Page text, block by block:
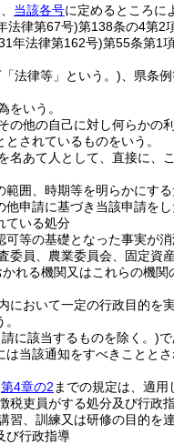
当該各号に定めるところに
法律第67号)第138条の4第2
年法律第162号)第55条第1
法律等」という。) 、県条
いう。
他の自己に対し何らかの
されているものをいう。
あて人として、直接に、
囲、時期等を明らかにす
申請に基づき当該申請を
ている処分
等の基礎となった事実が
員、農業委員会、固定資
れる機関又はこれらの機
おいて一定の行政目的を
に該当するものを除く。)
当該通知をすべきことと
第4章の2 までの規定は、適用
税吏員がする処分及び行政
習、訓練又は研修の目的
び行政指導